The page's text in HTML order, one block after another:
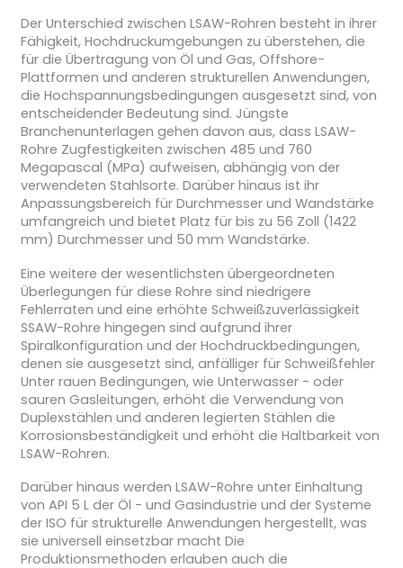
Der Unterschied zwischen LSAW-Rohren besteht in ihrer
Fähigkeit, Hochdruckumgebungen zu überstehen, die
für die Übertragung von Öl und Gas, Offshore-
Plattformen und anderen strukturellen Anwendungen,
die Hochspannungsbedingungen ausgesetzt sind, von
entscheidender Bedeutung sind. Jüngste
Branchenunterlagen gehen davon aus, dass LSAW-
Rohre Zugfestigkeiten zwischen 485 und 760
Megapascal (MPa) aufweisen, abhängig von der
verwendeten Stahlsorte. Darüber hinaus ist ihr
Anpassungsbereich für Durchmesser und Wandstärke
umfangreich und bietet Platz für bis zu 56 Zoll (1422
mm) Durchmesser und 50 mm Wandstärke.
Eine weitere der wesentlichsten übergeordneten
Überlegungen für diese Rohre sind niedrigere
Fehlerraten und eine erhöhte Schweißzuverlässigkeit
SSAW-Rohre hingegen sind aufgrund ihrer
Spiralkonfiguration und der Hochdruckbedingungen,
denen sie ausgesetzt sind, anfälliger für Schweißfehler
Unter rauen Bedingungen, wie Unterwasser - oder
sauren Gasleitungen, erhöht die Verwendung von
Duplexstählen und anderen legierten Stählen die
Korrosionsbeständigkeit und erhöht die Haltbarkeit von
LSAW-Rohren.
Darüber hinaus werden LSAW-Rohre unter Einhaltung
von API 5 L der Öl - und Gasindustrie und der Systeme
der ISO für strukturelle Anwendungen hergestellt, was
sie universell einsetzbar macht Die
Produktionsmethoden erlauben auch die